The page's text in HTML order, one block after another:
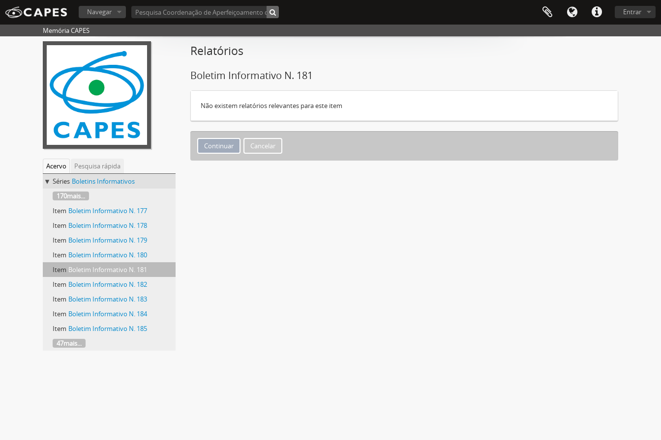
Entrar
Navegar
Memória CAPES
Acervo
Pesquisa rápida
Séries Boletins Informativos
170mais...
Item Boletim Informativo N. 177
Item Boletim Informativo N. 178
Item Boletim Informativo N. 179
Item Boletim Informativo N. 180
Item Boletim Informativo N. 181
Item Boletim Informativo N. 182
Item Boletim Informativo N. 183
Item Boletim Informativo N. 184
Item Boletim Informativo N. 185
47mais...
Relatórios
Boletim Informativo N. 181
Não existem relatórios relevantes para este item
Cancelar